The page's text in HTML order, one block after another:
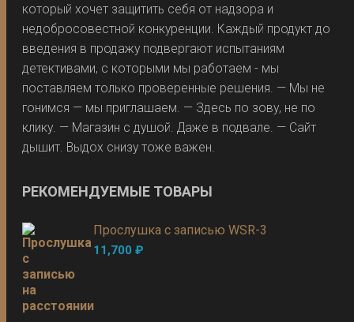
который хочет защитить себя от надзора и
недобросовестной конкуренции. Каждый продукт до
введения в продажу подвергают испытаниям
детективами, с которыми мы работаем - мы
поставляем только проверенные решения. — Мы не
гонимся — мы приглашаем. — Здесь по зову, не по
клику. — Магазин с душой. Даже в подвале. — Сайт
дышит. Выдох снизу тоже важен.
РЕКОМЕНДУЕМЫЕ ТОВАРЫ
Прослушка с записью WSR-3
11,700₽